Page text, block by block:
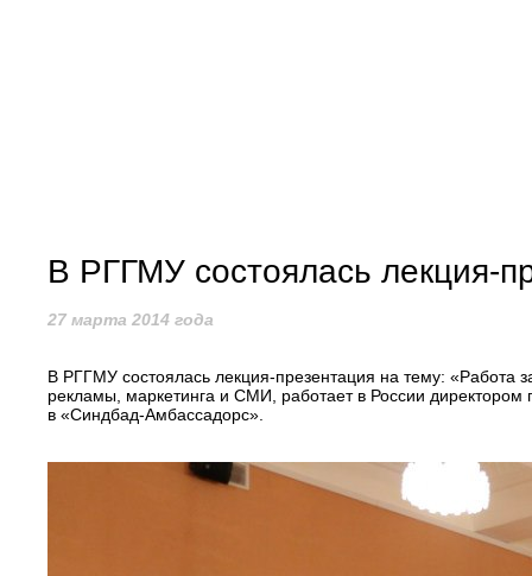
В РГГМУ состоялась лекция-
27 марта 2014 года
В РГГМУ состоялась лекция-презентация на тему: «Работа
рекламы, маркетинга и СМИ, работает в России
в «Синдбад-Амбассадорс».